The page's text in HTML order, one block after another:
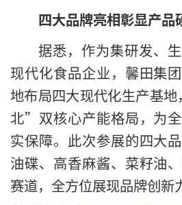
四大品牌亮相彰显产品
据悉，作为集研发、
现代化食品企业，馨田集
地布局四大现代化生产基
北”双核心产能格局，为
实保障。此次参展的四大
油碟、高香麻酱、菜籽油
赛道，全方位展现品牌创新